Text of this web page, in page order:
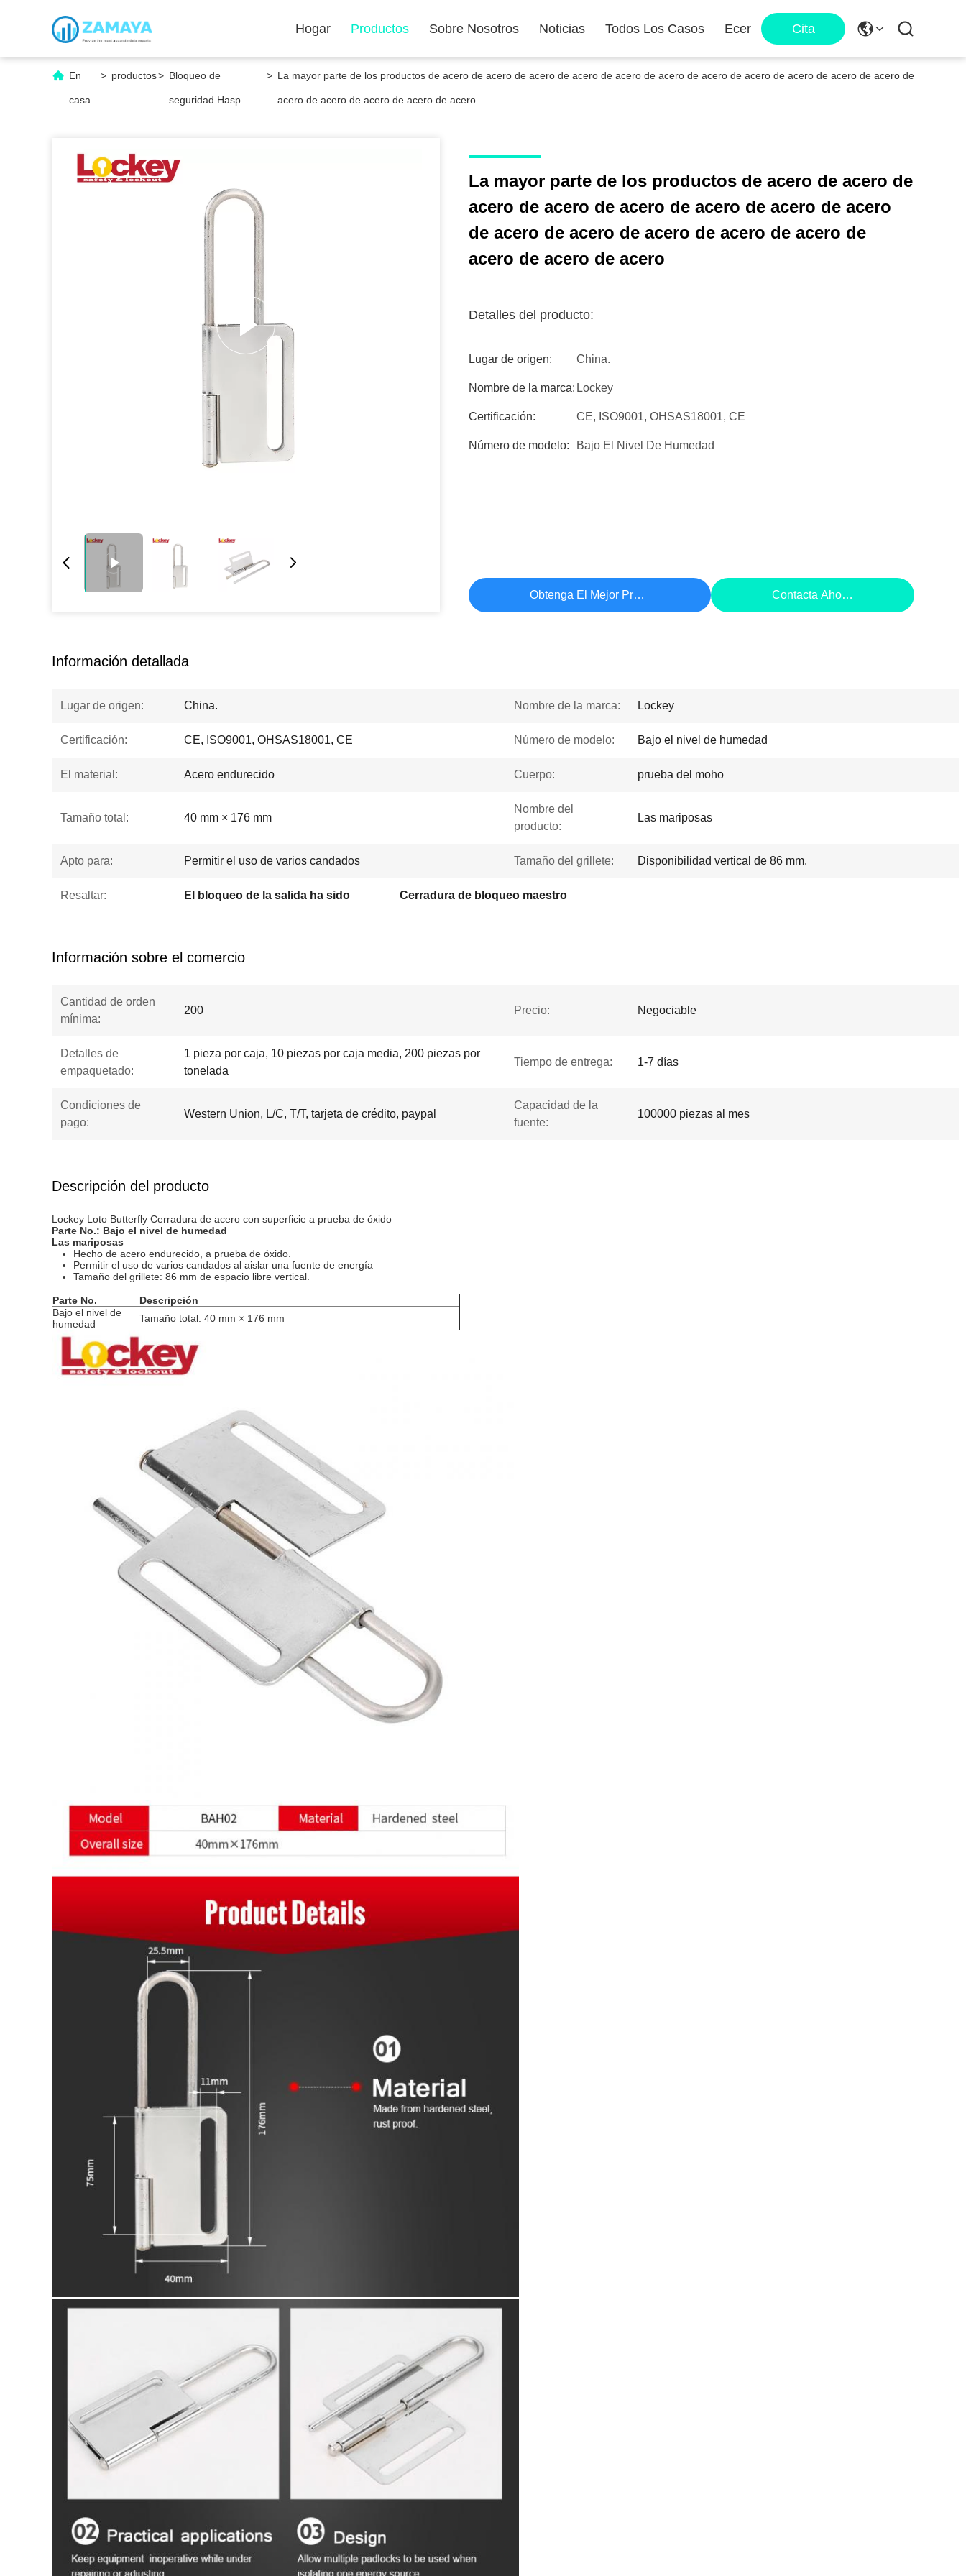
Hogar Productos Sobre Nosotros Noticias Todos Los Casos Ecer Cita
En
casa.
> productos> Bloqueo de
seguridad Hasp
> La mayor parte de los productos de acero de acero de acero de acero de acero de acero de acero de acero de acero de acero de acero de
acero de acero de acero de acero de acero
La mayor parte de los productos de acero de acero de
acero de acero de acero de acero de acero de acero
de acero de acero de acero de acero de acero de
acero de acero de acero
Detalles del producto:
Lugar de origen: China.
Nombre de la marca: Lockey
Certificación: CE, ISO9001, OHSAS18001, CE
Número de modelo: Bajo El Nivel De Humedad
Obtenga El Mejor Precio Contacta Ahora
Información detallada
Lugar de origen: China. Nombre de la marca: Lockey
Certificación: CE, ISO9001, OHSAS18001, CE Número de modelo: Bajo el nivel de humedad
El material: Acero endurecido Cuerpo: prueba del moho
Tamaño total: 40 mm × 176 mm
Nombre del
producto:
Las mariposas
Apto para: Permitir el uso de varios candados Tamaño del grillete: Disponibilidad vertical de 86 mm.
Resaltar: El bloqueo de la salida ha sido Cerradura de bloqueo maestro
Información sobre el comercio
Cantidad de orden
mínima:
200 Precio: Negociable
Detalles de
empaquetado:
1 pieza por caja, 10 piezas por caja media, 200 piezas por
tonelada
Tiempo de entrega: 1-7 días
Condiciones de
pago:
Western Union, L/C, T/T, tarjeta de crédito, paypal
Capacidad de la
fuente:
100000 piezas al mes
Descripción del producto
Lockey Loto Butterfly Cerradura de acero con superficie a prueba de óxido
Parte No.: Bajo el nivel de humedad
Las mariposas
Hecho de acero endurecido, a prueba de óxido.
Permitir el uso de varios candados al aislar una fuente de energía
Tamaño del grillete: 86 mm de espacio libre vertical.
Parte No.
Descripción
Bajo el nivel de
humedad
Tamaño total: 40 mm × 176 mm